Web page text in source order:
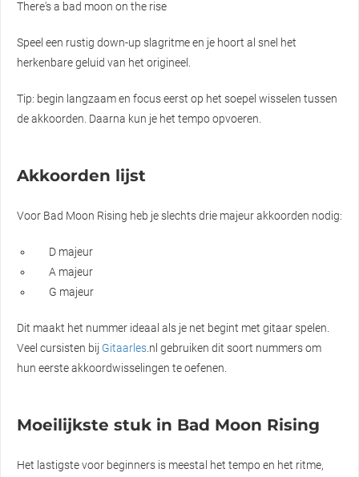
There's a bad moon on the rise
Speel een rustig down-up slagritme en je hoort al snel het
herkenbare geluid van het origineel.
Tip: begin langzaam en focus eerst op het soepel wisselen tussen
de akkoorden. Daarna kun je het tempo opvoeren.
Akkoorden lijst
Voor Bad Moon Rising heb je slechts drie majeur akkoorden nodig:
D majeur
A majeur
G majeur
Dit maakt het nummer ideaal als je net begint met gitaar spelen.
Veel cursisten bij Gitaarles .nl gebruiken dit soort nummers om
hun eerste akkoordwisselingen te oefenen.
Moeilijkste stuk in Bad Moon Rising
Het lastigste voor beginners is meestal het tempo en het ritme,